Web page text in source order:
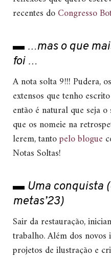
recentes doCongresso
▬ …mas o que
foi …
A nota solta 9!!! Pudera,
extensos que tenho
então é natural que seja
que os nomeie na
lerem, tantopelo blogue
Notas Soltas!
▬ Uma conquista
metas’23)
Sair da restauração,
trabalho. Além dos novos
projetos de ilustração e